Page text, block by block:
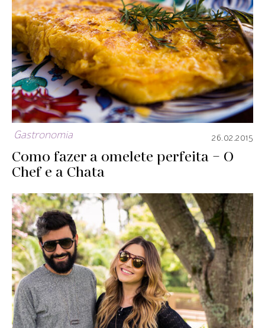
Gastronomia 26.02.2015
Como fazer a omelete perfeita – O
Chef e a Chata